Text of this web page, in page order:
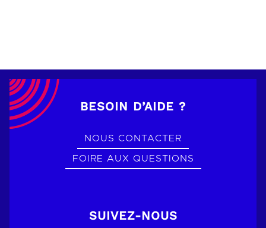
BESOIN D’AIDE ?
NOUS CONTACTER
FOIRE AUX QUESTIONS
SUIVEZ-NOUS